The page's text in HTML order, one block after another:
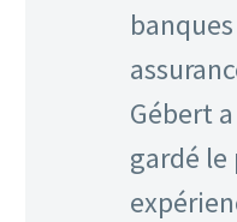
Gébert
gardé le